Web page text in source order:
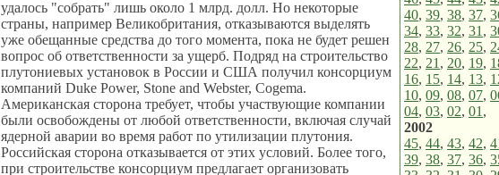
40, 39, 38, 37,
34, 33, 32, 31 ,
28, 27, 26, 25,
22, 21 , 20, 19,
16, 15, 14, 13,
10, 09, 08, 07,
04, 03, 02, 01 ,
2002
45, 44, 43, 42,
39, 38, 37, 36,
удалось "собрать" лишь около 1 млрд. долл. Но некоторые
страны, например Великобритания, отказываются выделять
уже обещанные средства до того момента, пока не будет решен
вопрос об ответственности за ущерб. Подряд на строительство
плутониевых установок в России и США получил консорциум
компаний Duke Power, Stone and Webster, Cogema.
Американская сторона требует, чтобы участвующие компании
были освобождены от любой ответственности, включая случай
ядерной аварии во время работ по утилизации плутония.
Российская сторона отказывается от этих условий. Более того,
при строительстве консорциум предлагает организовать